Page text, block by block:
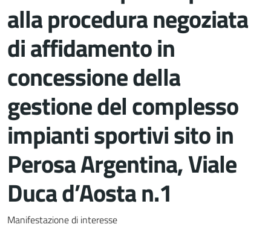
alla procedura negoziata
di affidamento in
concessione della
gestione del complesso
impianti sportivi sito in
Perosa Argentina, Viale
Duca d’Aosta n.1
Dettagli del documento
Manifestazione di interesse